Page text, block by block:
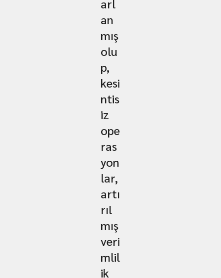
arl
an
mış
olu
p,
kesi
ntis
iz
ope
ras
yon
lar,
artı
rıl
mış
veri
mlil
ik